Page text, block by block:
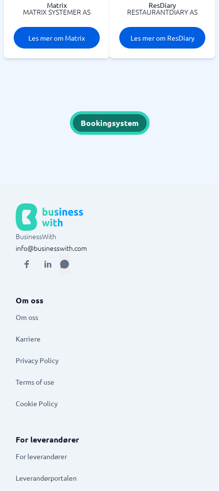
Matrix
MATRIX SYSTEMER AS
Les mer om Matrix
ResDiary
RESTAURANTDIARY AS
Les mer om ResDiary
Bookingsystem
BusinessWith
info@businesswith.com
Om oss
Om oss
Karriere
Privacy Policy
Terms of use
Cookie Policy
For leverandører
For leverandører
Leverandørportalen